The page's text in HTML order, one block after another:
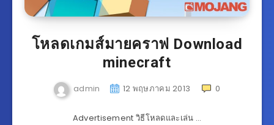
โหลดเกมส์มายคราฟ Download
minecraft
admin 12 พฤษภาคม 2013 0
Advertisement วิธีโหลดและเล่น …